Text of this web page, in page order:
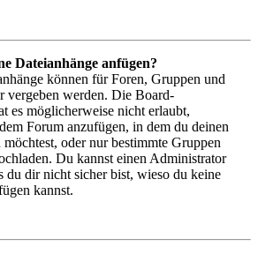
Dateianhänge anfügen?
können für Foren, Gruppen und
vergeben werden. Die Board-
es möglicherweise nicht erlaubt,
Forum anzufügen, in dem du deinen
oder nur bestimmte Gruppen
Du kannst einen Administrator
du dir nicht sicher bist, wieso du keine
kannst.